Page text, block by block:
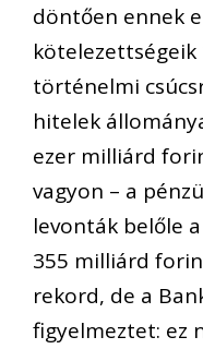
döntően ennek
történelmi
hitelek
ezer milliárd
vagyon – a
levonták belőle
355 milliárd
rekord, de a
figyelmeztet: ez